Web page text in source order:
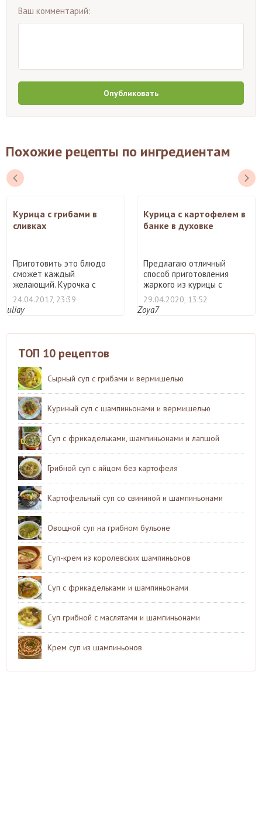
Ваш комментарий:
Опубликовать
Похожие рецепты по ингредиентам
Курица с грибами в
сливках
Приготовить это блюдо
сможет каждый
желающий. Курочка с
грибами полу ...
24.04.2017, 23:39
uliay
Курица с картофелем в
банке в духовке
Предлагаю отличный
способ приготовления
жаркого из курицы с
картофел ...
29.04.2020, 13:52
Zoya7
ТОП 10 рецептов
Сырный суп с грибами и вермишелью
Куриный суп с шампиньонами и вермишелью
Суп с фрикадельками, шампиньонами и лапшой
Грибной суп с яйцом без картофеля
Картофельный суп со свининой и шампиньонами
Овощной суп на грибном бульоне
Суп-крем из королевских шампиньонов
Суп с фрикадельками и шампиньонами
Суп грибной с маслятами и шампиньонами
Крем суп из шампиньонов